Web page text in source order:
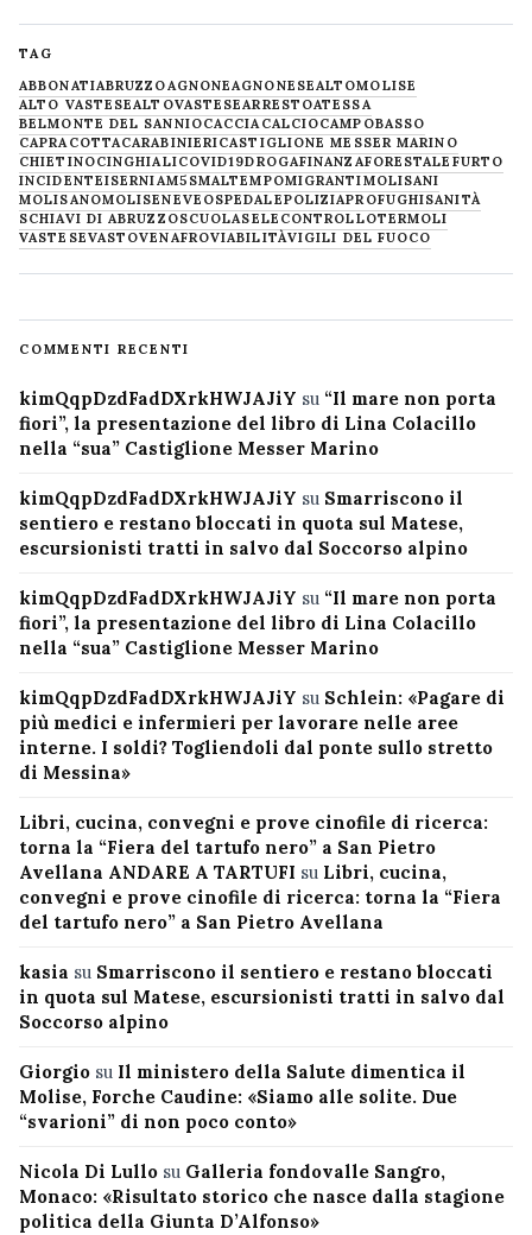
TAG
ABBONATIABRUZZOAGNONEAGNONESEALTOMOLISE
ALTO VASTESEALTOVASTESEARRESTOATESSA
BELMONTE DEL SANNIOCACCIACALCIOCAMPOBASSO
CAPRACOTTACARABINIERICASTIGLIONE MESSER MARINO
CHIETINOCINGHIALICOVID19DROGAFINANZAFORESTALE FURTO
INCIDENTEISERNIAM5SMALTEMPOMIGRANTIMOLISANI
MOLISANOMOLISENEVE OSPEDALEPOLIZIAPROFUGHISANITÀ
SCHIAVI DI ABRUZZOSCUOLASELECONTROLLOTERMOLI
VASTESEVASTOVENAFROVIABILITÀVIGILI DEL FUOCO
COMMENTI RECENTI
kimQqpDzdFadDXrkHWJAJiY su “Il mare non porta
fiori”, la presentazione del libro di Lina Colacillo
nella “sua” Castiglione Messer Marino
kimQqpDzdFadDXrkHWJAJiY su Smarriscono il
sentiero e restano bloccati in quota sul Matese,
escursionisti tratti in salvo dal Soccorso alpino
kimQqpDzdFadDXrkHWJAJiY su “Il mare non porta
fiori”, la presentazione del libro di Lina Colacillo
nella “sua” Castiglione Messer Marino
kimQqpDzdFadDXrkHWJAJiY su Schlein: «Pagare di
più medici e infermieri per lavorare nelle aree
interne. I soldi? Togliendoli dal ponte sullo stretto
di Messina»
Libri, cucina, convegni e prove cinofile di ricerca:
torna la “Fiera del tartufo nero” a San Pietro
Avellana ANDARE A TARTUFI su Libri, cucina,
convegni e prove cinofile di ricerca: torna la “Fiera
del tartufo nero” a San Pietro Avellana
kasia su Smarriscono il sentiero e restano bloccati
in quota sul Matese, escursionisti tratti in salvo dal
Soccorso alpino
Giorgio su Il ministero della Salute dimentica il
Molise, Forche Caudine: «Siamo alle solite. Due
“svarioni” di non poco conto»
Nicola Di Lullo su Galleria fondovalle Sangro,
Monaco: «Risultato storico che nasce dalla stagione
politica della Giunta D’Alfonso»